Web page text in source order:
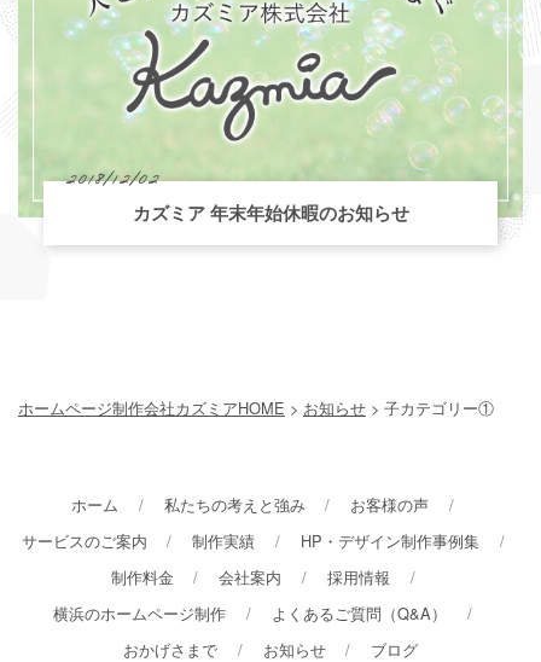
2018/12/02
カズミア 年末年始休暇のお知らせ
ホームページ制作会社カズミアHOME > お知らせ > 子カテゴリー①
ホーム 私たちの考えと強み
お客様の声
サービスのご案内
制作実績
HP・デザイン制作事例集
制作料金
会社案内
採用情報
横浜のホームページ制作
よくあるご質問（Q&A）
おかげさまで
お知らせ ブログ